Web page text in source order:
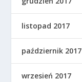
listopad 2017
październik 2017
wrzesień 2017